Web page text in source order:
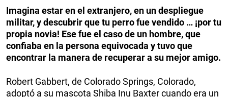
Imagina estar en el extranjero, en un despliegue
militar, y descubrir que tu perro fue vendido … ¡por tu
propia novia! Ese fue el caso de un hombre, que
confiaba en la persona equivocada y tuvo que
encontrar la manera de recuperar a su mejor amigo.
Robert Gabbert, de Colorado Springs, Colorado,
adoptó a su mascota Shiba Inu Baxter cuando era un